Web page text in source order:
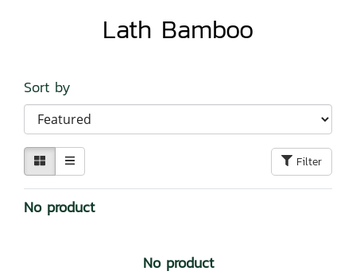
Lath Bamboo
Sort by
Filter
No product
No product